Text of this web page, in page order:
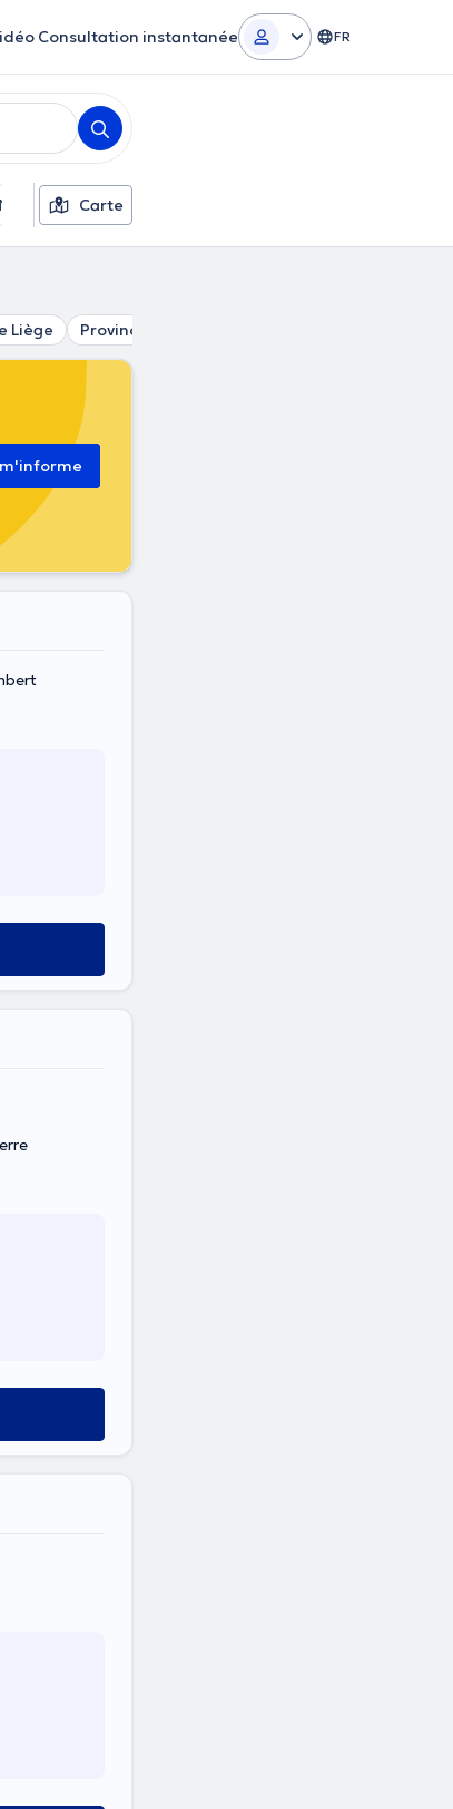
Consultation instantanée FR
Moyens de paiement
Carte
Liège Province de Luxembourg